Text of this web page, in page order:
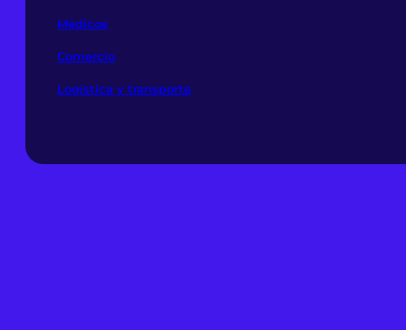
Médicos
Comercio
Logística y transporte